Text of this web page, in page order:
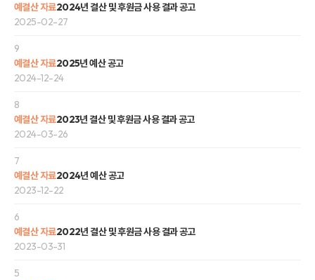
예결산 자료2024년 결산 및 후원금 사용 결과 공고
2025-02-27
9
예결산 자료2025년 예산 공고
2024-12-24
8
예결산 자료2023년 결산 및 후원금 사용 결과 공고
2024-03-26
7
예결산 자료2024년 예산 공고
2023-12-22
6
예결산 자료2022년 결산 및 후원금 사용 결과 공고
2023-03-31
5